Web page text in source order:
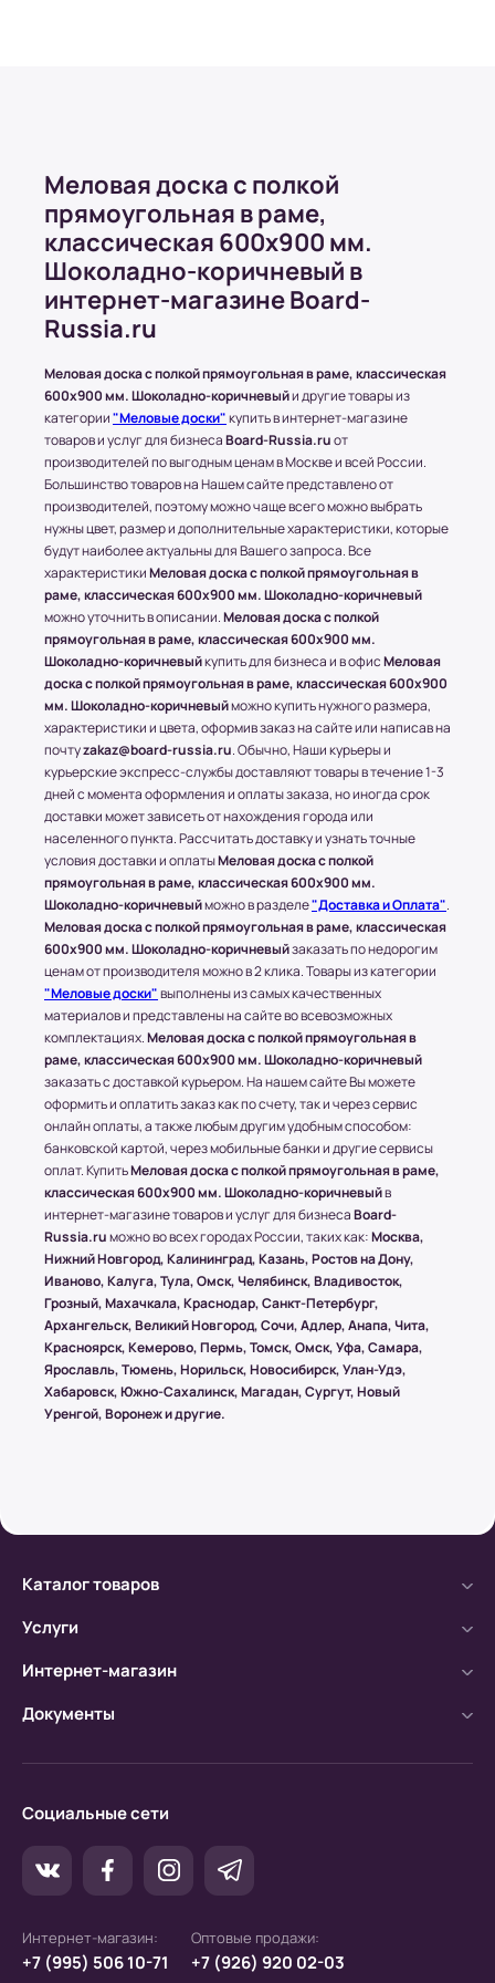
000 рублей. Минимальное количество
товаров в этом случае должно быть больше
5;
Стоимость доставки может быть изменена в
зависимости от условий или пожеланий
клиентов. Это решение принимается
менеджером магазина.
Доставка по Московской области
Стоимость доставки составляет 700-1500
рублей в зависимости от месторасположения
конечного пункта.
* За расчетом точной стоимости доставки
обращайтесь к менеджеру по телефону: +7 (977)
790 85-84 (Даниил)
Транспортные Компании (ТК). Доставка в
соседние регионы и города России.
Доставка в другие области и города
осуществляется через любые ТК (Транспортные
компании), которые будут удобны клиенту.
С соседними регионами (кроме Москвы и МО) и
другими городами России компания Board-
Russia.ru работает по 100% предоплате.
Самые популярные Транспортные Компании:
ПЭК, СДЭК.
* Доставку, Наши клиенты оплачивают при
получении.
Доставка товара до пункта ТК по Москве
осуществляется бесплатно, при учете, что вес
всего заказа не превышает 15 кг или размером
1500х1000 (мм.).
(!) Все товары защищены от внешнего
воздействия посредством специальной
упаковки.
Условия оплаты в интернет-
супермаркете Board-Russia.ru
Наличный расчет
Клиент может оплатить заказ после получения
товара от курьера. По запросу клиента
высылается онлайн-чек или выдается печатный
(заранее необходимо предупредить о печатной
версии чека)
б) Оплата производится по расчетному счету.
Меловая доска с полкой
прямоугольная в раме,
классическая 600x900 мм.
Шоколадно-коричневый в
интернет-магазине Board-
Russia.ru
Меловая доска с полкой прямоугольная в раме, классическая
600x900 мм. Шоколадно-коричневыйи другие товары из
категории"Меловые доски"купить в интернет-магазине
товаров и услуг для бизнесаBoard-Russia.ruот
производителей по выгодным ценам в Москве и всей России.
Большинство товаров на Нашем сайте представлено от
производителей, поэтому можно чаще всего можно выбрать
нужны цвет, размер и дополнительные характеристики, которые
будут наиболее актуальны для Вашего запроса. Все
характеристикиМеловая доска с полкой прямоугольная в
раме, классическая 600x900 мм. Шоколадно-коричневый
можно уточнить в описании.Меловая доска с полкой
прямоугольная в раме, классическая 600x900 мм.
Шоколадно-коричневыйкупить для бизнеса и в офисМеловая
доска с полкой прямоугольная в раме, классическая 600x900
мм. Шоколадно-коричневыйможно купить нужного размера,
характеристики и цвета, оформив заказ на сайте или написав на
почтуzakaz@board-russia.ru. Обычно, Наши курьеры и
курьерские экспресс-службы доставляют товары в течение 1-3
дней с момента оформления и оплаты заказа, но иногда срок
доставки может зависеть от нахождения города или
населенного пункта. Рассчитать доставку и узнать точные
условия доставки и оплатыМеловая доска с полкой
прямоугольная в раме, классическая 600x900 мм.
Шоколадно-коричневыйможно в разделе"Доставка и Оплата".
Меловая доска с полкой прямоугольная в раме, классическая
600x900 мм. Шоколадно-коричневыйзаказать по недорогим
ценам от производителя можно в 2 клика. Товары из категории
"Меловые доски"выполнены из самых качественных
материалов и представлены на сайте во всевозможных
комплектациях.Меловая доска с полкой прямоугольная в
раме, классическая 600x900 мм. Шоколадно-коричневый
заказать с доставкой курьером. На нашем сайте Вы можете
оформить и оплатить заказ как по счету, так и через сервис
онлайн оплаты, а также любым другим удобным способом:
банковской картой, через мобильные банки и другие сервисы
оплат. КупитьМеловая доска с полкой прямоугольная в раме,
классическая 600x900 мм. Шоколадно-коричневыйв
интернет-магазине товаров и услуг для бизнесаBoard-
Russia.ruможно во всех городах России, таких как:Москва,
Нижний Новгород, Калининград, Казань, Ростов на Дону,
Иваново, Калуга, Тула, Омск, Челябинск, Владивосток,
Грозный, Махачкала, Краснодар, Санкт-Петербург,
Архангельск, Великий Новгород, Сочи, Адлер, Анапа, Чита,
Красноярск, Кемерово, Пермь, Томск, Омск, Уфа, Самара,
Ярославль, Тюмень, Норильск, Новосибирск, Улан-Удэ,
Хабаровск, Южно-Сахалинск, Магадан, Сургут, Новый
Уренгой, Воронеж и другие.
Каталог товаров
Услуги
Интернет-магазин
Документы
Социальные сети
Интернет-магазин:
+7 (995) 506 10-71
Оптовые продажи:
+7 (926) 920 02-03